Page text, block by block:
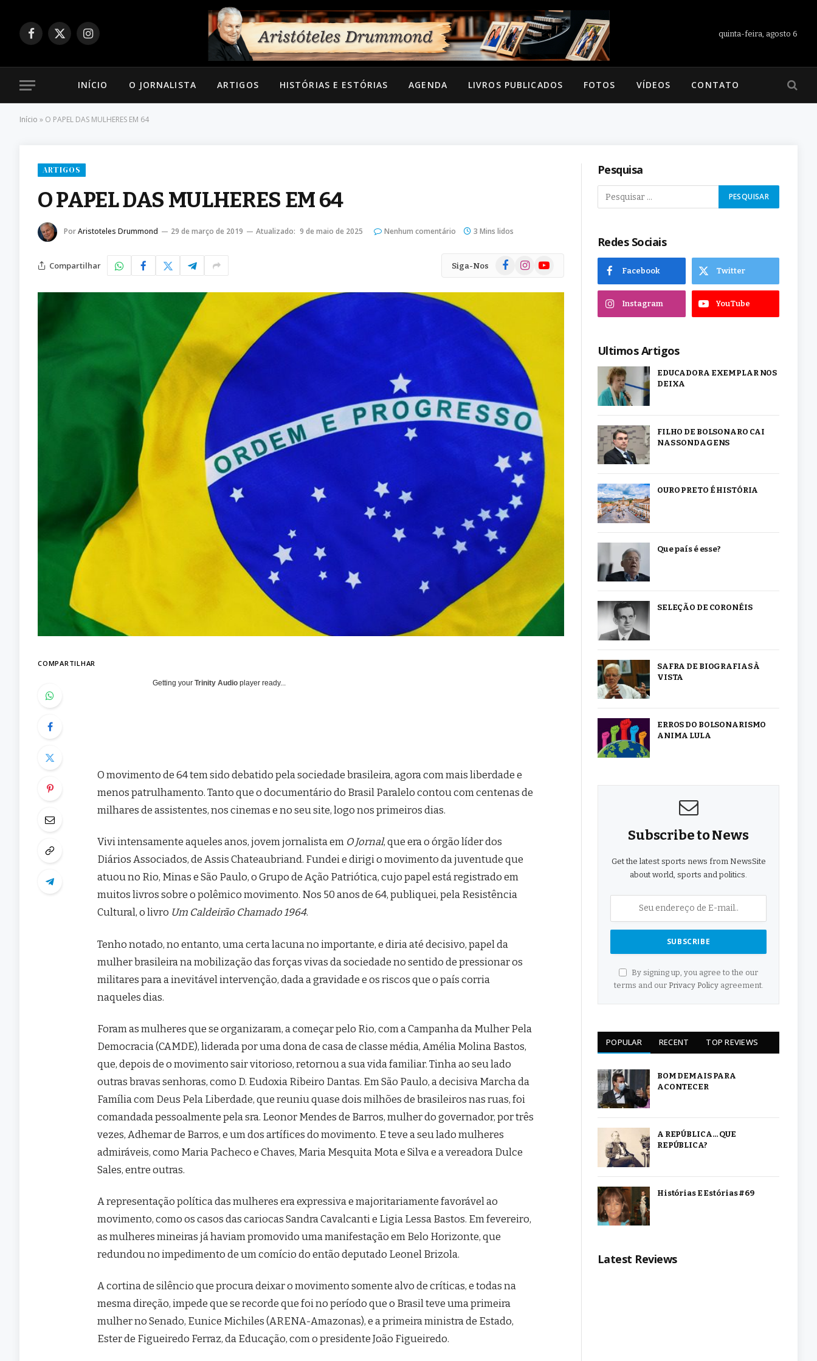
Facebook
X
Instagram
quinta-feira, agosto 6
INÍCIO O JORNALISTA ARTIGOS HISTÓRIAS E ESTÓRIAS AGENDA LIVROS PUBLICADOS FOTOS VÍDEOS CONTATO
Início » O PAPEL DAS MULHERES EM 64
ARTIGOS
O PAPEL DAS MULHERES EM 64
PorAristoteles Drummond 29 de março de 2019 Atualizado: 9 de maio de 2025 Nenhum comentário 3 Mins lidos
Compartilhar Siga-Nos FacebookInstagramYouTube
COMPARTILHAR
Getting yourTrinity Audio player ready...
O movimento de 64 tem sido debatido pela sociedade brasileira, agora com mais liberdade e
menos patrulhamento. Tanto que o documentário do Brasil Paralelo contou com centenas de
milhares de assistentes, nos cinemas e no seu site, logo nos primeiros dias.
Vivi intensamente aqueles anos, jovem jornalista em O Jornal, que era o órgão líder dos
Diários Associados, de Assis Chateaubriand. Fundei e dirigi o movimento da juventude que
atuou no Rio, Minas e São Paulo, o Grupo de Ação Patriótica, cujo papel está registrado em
muitos livros sobre o polêmico movimento. Nos 50 anos de 64, publiquei, pela Resistência
Cultural, o livro Um Caldeirão Chamado 1964.
Tenho notado, no entanto, uma certa lacuna no importante, e diria até decisivo, papel da
mulher brasileira na mobilização das forças vivas da sociedade no sentido de pressionar os
militares para a inevitável intervenção, dada a gravidade e os riscos que o país corria
naqueles dias.
Foram as mulheres que se organizaram, a começar pelo Rio, com a Campanha da Mulher Pela
Democracia (CAMDE), liderada por uma dona de casa de classe média, Amélia Molina Bastos,
que, depois de o movimento sair vitorioso, retornou a sua vida familiar. Tinha ao seu lado
outras bravas senhoras, como D. Eudoxia Ribeiro Dantas. Em São Paulo, a decisiva Marcha da
Família com Deus Pela Liberdade, que reuniu quase dois milhões de brasileiros nas ruas, foi
comandada pessoalmente pela sra. Leonor Mendes de Barros, mulher do governador, por três
vezes, Adhemar de Barros, e um dos artífices do movimento. E teve a seu lado mulheres
admiráveis, como Maria Pacheco e Chaves, Maria Mesquita Mota e Silva e a vereadora Dulce
Sales, entre outras.
A representação política das mulheres era expressiva e majoritariamente favorável ao
movimento, como os casos das cariocas Sandra Cavalcanti e Ligia Lessa Bastos. Em fevereiro,
as mulheres mineiras já haviam promovido uma manifestação em Belo Horizonte, que
redundou no impedimento de um comício do então deputado Leonel Brizola.
A cortina de silêncio que procura deixar o movimento somente alvo de críticas, e todas na
mesma direção, impede que se recorde que foi no período que o Brasil teve uma primeira
mulher no Senado, Eunice Michiles (ARENA-Amazonas), e a primeira ministra de Estado,
Ester de Figueiredo Ferraz, da Educação, com o presidente João Figueiredo.
Pesquisa
Redes Sociais
Facebook Twitter
Instagram YouTube
Ultimos Artigos
EDUCADORA EXEMPLAR NOS
DEIXA
FILHO DE BOLSONARO CAI
NAS SONDAGENS
OURO PRETO É HISTÓRIA
Que país é esse?
SELEÇÃO DE CORONÉIS
SAFRA DE BIOGRAFIAS À
VISTA
ERROS DO BOLSONARISMO
ANIMA LULA
Subscribe to News
Get the latest sports news from NewsSite
about world, sports and politics.
By signing up, you agree to the our
terms and our Privacy Policyagreement.
POPULAR RECENT TOP REVIEWS
BOM DEMAIS PARA
ACONTECER
A REPÚBLICA… QUE
REPÚBLICA?
Histórias E Estórias #69
Latest Reviews